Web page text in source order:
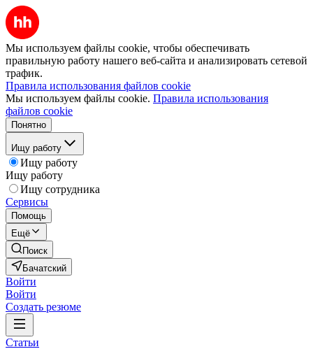
Мы используем файлы cookie, чтобы обеспечивать
правильную работу нашего веб-сайта и анализировать сетевой
трафик.
Правила использования файлов cookie
Мы используем файлы cookie. Правила использования
файлов cookie
Понятно
Ищу работу
Ищу работу
Ищу работу
Ищу сотрудника
Сервисы
Помощь
Ещё
Поиск
Бачатский
Войти
Войти
Создать резюме
Статьи